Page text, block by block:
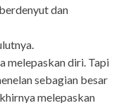
dan
melepaskan diri. Tapi
sebagian besar
melepaskan